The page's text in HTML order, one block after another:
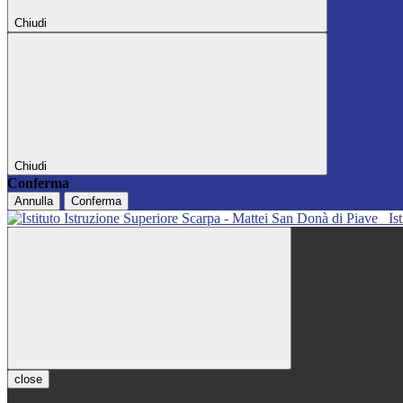
Chiudi
Chiudi
Conferma
Annulla Conferma
close